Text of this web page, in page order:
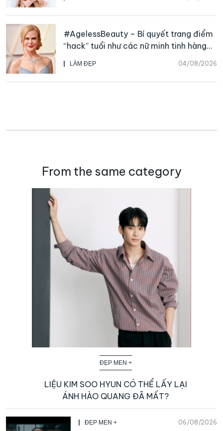
LÀM ĐẸP 04/08/2026
#AgelessBeauty – Bí quyết trang điểm
“hack” tuổi như các nữ minh tinh hàng
đầu
From the same category
ĐẸP MEN +
LIỆU KIM SOO HYUN CÓ THỂ LẤY LẠI
ÁNH HÀO QUANG ĐÃ MẤT?
ĐẸP MEN + 06/08/2026